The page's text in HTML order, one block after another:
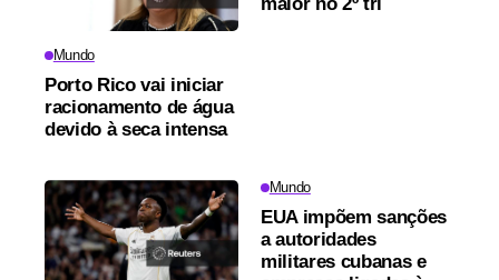
Mundo
Porto Rico vai iniciar
racionamento de água
devido à seca intensa
Mundo
EUA impõem sanções
a autoridades
militares cubanas e